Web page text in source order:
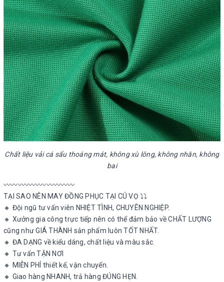
Chất liệu vải cá sấu thoáng mát, không xù lông, không nhăn, không
bai
〰〰〰〰〰〰〰〰〰〰
TẠI SAO NÊN MAY ĐỒNG PHỤC TẠI CÚ VỌ ⤵️⤵️
🔸 Đội ngũ tư vấn viên NHIỆT TÌNH, CHUYÊN NGHIỆP.
🔸 Xưởng gia công trực tiếp nên có thể đảm bảo về CHẤT LƯỢNG
cũng như GIÁ THÀNH sản phẩm luôn TỐT NHẤT.
🔸 ĐA DẠNG về kiểu dáng, chất liệu và màu sắc.
🔸 Tư vấn TẬN NƠI
🔸 MIỄN PHÍ thiết kế, vận chuyển.
🔸 Giao hàng NHANH, trả hàng ĐÚNG HẸN.